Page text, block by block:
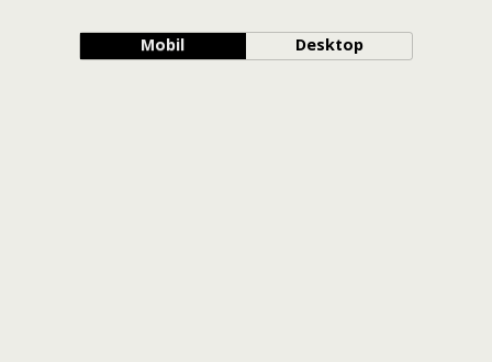
Mobil Desktop